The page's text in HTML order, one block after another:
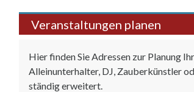
Veranstaltungen planen
Hier finden Sie Adressen zur Planung
Alleinunterhalter, DJ, Zauberkünstler
ständig erweitert.